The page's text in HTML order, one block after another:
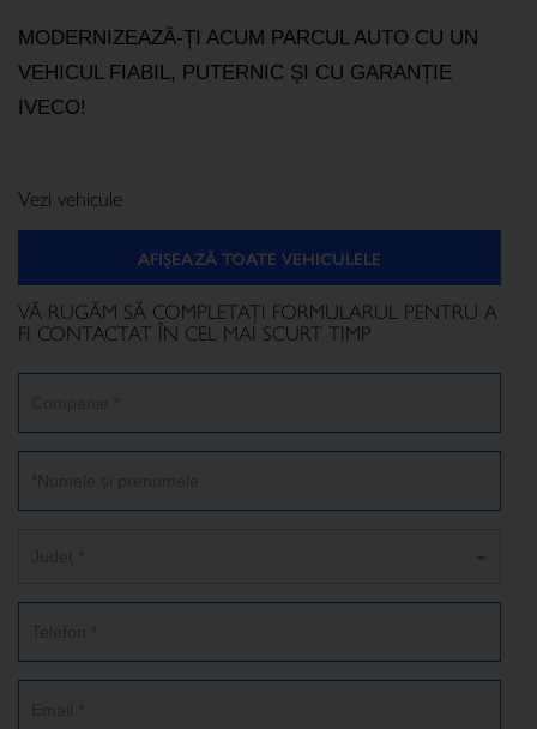
MODERNIZEAZĂ-ȚI ACUM PARCUL AUTO CU UN
VEHICUL FIABIL, PUTERNIC ȘI CU GARANȚIE
IVECO!
Vezi vehicule
AFIȘEAZĂ TOATE VEHICULELE
VĂ RUGĂM SĂ COMPLETAŢI FORMULARUL PENTRU A
FI CONTACTAT ÎN CEL MAI SCURT TIMP